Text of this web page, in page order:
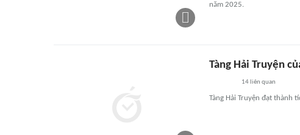
năm 2025.
Tàng Hải Truyện
14liên quan
Tàng Hải Truyện đạt thành